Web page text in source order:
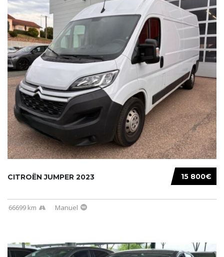
15 800€
CITROËN JUMPER 2023
66699 km Manuel